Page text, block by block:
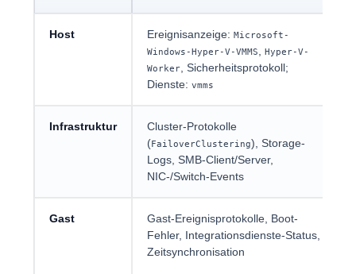
Host Ereignisanzeige: Microsoft-
Windows-Hyper-V-VMMS, Hyper-V-
Worker, Sicherheitsprotokoll;
Dienste: vmms
Infrastruktur
Cluster-Protokolle
(FailoverClustering), Storage-
Logs, SMB-Client/Server,
NIC-/Switch-Events
Gast
Gast-Ereignisprotokolle, Boot-
Fehler, Integrationsdienste-Status,
Zeitsynchronisation